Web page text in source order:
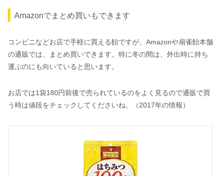
Amazonでまとめ買いもできます
コンビニなどお店で手軽に買える飴ですが、Amazonや扇雀飴本舗
の通販では、まとめ買いできます。特に冬の間は、外出時に持ち
運ぶのにも向いていると思います。
お店では1袋180円前後で売られているのをよく見るので通販で買
う時は値段をチェックしてくださいね。（2017年の情報）